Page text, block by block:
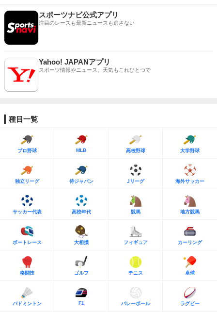
スポーツナビ公式アプリ
注目のレースも最新ニュースも逃さない
Yahoo! JAPANアプリ
スポーツ情報やニュース、天気もこれひとつで
種目一覧
プロ野球 MLB 高校野球 大学野球
独立リーグ 侍ジャパン Jリーグ 海外サッカー
サッカー代表 高校年代 競馬 地方競馬
ボートレース 大相撲 フィギュア カーリング
格闘技 ゴルフ テニス 卓球
バドミントン F1 バレーボール ラグビー